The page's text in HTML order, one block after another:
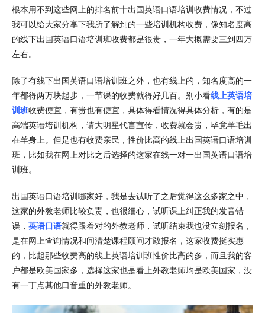
根本用不到这些网上的排名前十出国英语口语培训收费情况，不过
我可以给大家分享下我所了解到的一些培训机构收费，像知名度高
的线下出国英语口语培训班收费都是很贵，一年大概需要三到四万
左右。
除了有线下出国英语口语培训班之外，也有线上的，知名度高的一
年都得两万块起步，一节课的收费就得好几百。别小看线上英语培
训班收费便宜，有贵也有便宜，具体得看情况得具体分析，有的是
高端英语培训机构，请大明星代言宣传，收费就会贵，毕竟羊毛出
在羊身上。但是也有收费亲民，性价比高的线上出国英语口语培训
班，比如我在网上对比之后选择的这家在线一对一出国英语口语培
训班。
出国英语口语培训哪家好，我是去试听了之后觉得这么多家之中，
这家的外教老师比较负责，也很细心，试听课上纠正我的发音错
误， 英语口语就得跟着对的外教老师，试听结束我也没立刻报名，
是在网上查询情况和问清楚课程顾问才敢报名，这家收费挺实惠
的，比起那些收费高的线上英语培训班性价比高的多，而且我的客
户都是欧美国家多，选择这家也是看上外教老师均是欧美国家，没
有一丁点其他口音重的外教老师。